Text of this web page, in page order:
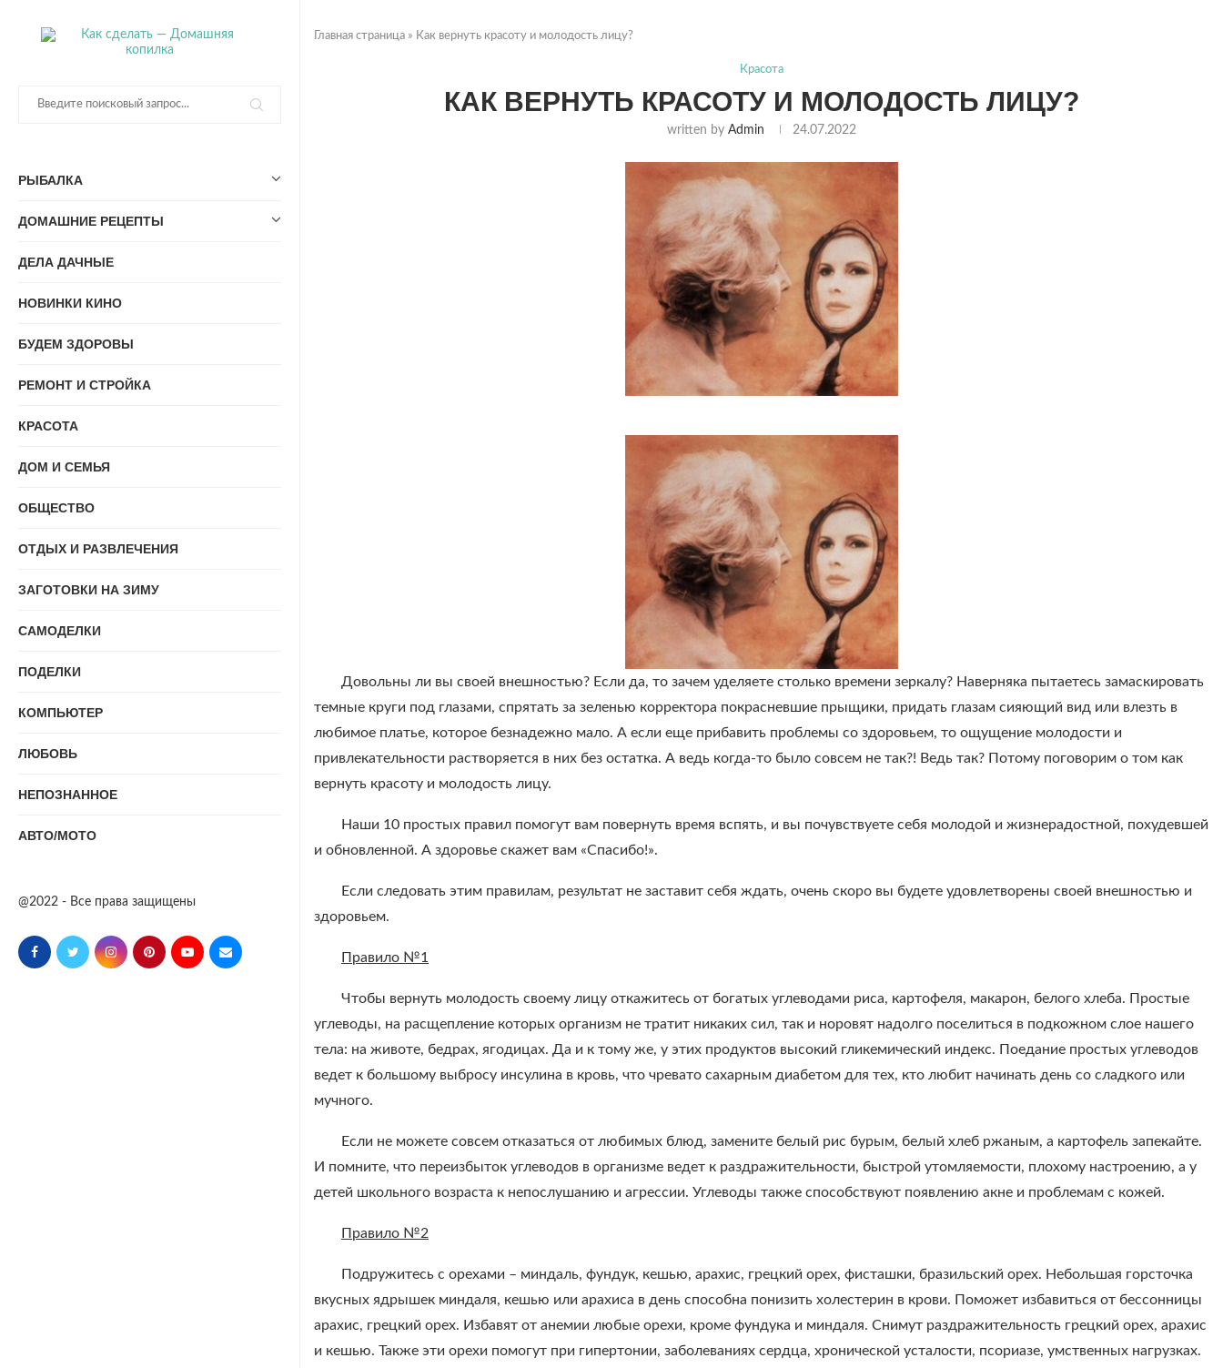
РЫБАЛКА
ДОМАШНИЕ РЕЦЕПТЫ
ДЕЛА ДАЧНЫЕ
НОВИНКИ КИНО
БУДЕМ ЗДОРОВЫ
РЕМОНТ И СТРОЙКА
КРАСОТА
ДОМ И СЕМЬЯ
ОБЩЕСТВО
ОТДЫХ И РАЗВЛЕЧЕНИЯ
ЗАГОТОВКИ НА ЗИМУ
САМОДЕЛКИ
ПОДЕЛКИ
КОМПЬЮТЕР
ЛЮБОВЬ
НЕПОЗНАННОЕ
АВТО/МОТО
@2022 - Все права защищены
Главная страница » Как вернуть красоту и молодость лицу?
Красота
КАК ВЕРНУТЬ КРАСОТУ И МОЛОДОСТЬ ЛИЦУ?
written by Admin 24.07.2022
Довольны ли вы своей внешностью? Если да, то зачем уделяете столько времени зеркалу? Наверняка пытаетесь замаскировать
темные круги под глазами, спрятать за зеленью корректора покрасневшие прыщики, придать глазам сияющий вид или влезть в
любимое платье, которое безнадежно мало. А если еще прибавить проблемы со здоровьем, то ощущение молодости и
привлекательности растворяется в них без остатка. А ведь когда-то было совсем не так?! Ведь так? Потому поговорим о том как
вернуть красоту и молодость лицу.
Наши 10 простых правил помогут вам повернуть время вспять, и вы почувствуете себя молодой и жизнерадостной, похудевшей
и обновленной. А здоровье скажет вам «Спасибо!».
Если следовать этим правилам, результат не заставит себя ждать, очень скоро вы будете удовлетворены своей внешностью и
здоровьем.
Правило №1
Чтобы вернуть молодость своему лицу откажитесь от богатых углеводами риса, картофеля, макарон, белого хлеба. Простые
углеводы, на расщепление которых организм не тратит никаких сил, так и норовят надолго поселиться в подкожном слое нашего
тела: на животе, бедрах, ягодицах. Да и к тому же, у этих продуктов высокий гликемический индекс. Поедание простых углеводов
ведет к большому выбросу инсулина в кровь, что чревато сахарным диабетом для тех, кто любит начинать день со сладкого или
мучного.
Если не можете совсем отказаться от любимых блюд, замените белый рис бурым, белый хлеб ржаным, а картофель запекайте.
И помните, что переизбыток углеводов в организме ведет к раздражительности, быстрой утомляемости, плохому настроению, а у
детей школьного возраста к непослушанию и агрессии. Углеводы также способствуют появлению акне и проблемам с кожей.
Правило №2
Подружитесь с орехами – миндаль, фундук, кешью, арахис, грецкий орех, фисташки, бразильский орех. Небольшая горсточка
вкусных ядрышек миндаля, кешью или арахиса в день способна понизить холестерин в крови. Поможет избавиться от бессонницы
арахис, грецкий орех. Избавят от анемии любые орехи, кроме фундука и миндаля. Снимут раздражительность грецкий орех, арахис
и кешью. Также эти орехи помогут при гипертонии, заболеваниях сердца, хронической усталости, псориазе, умственных нагрузках.